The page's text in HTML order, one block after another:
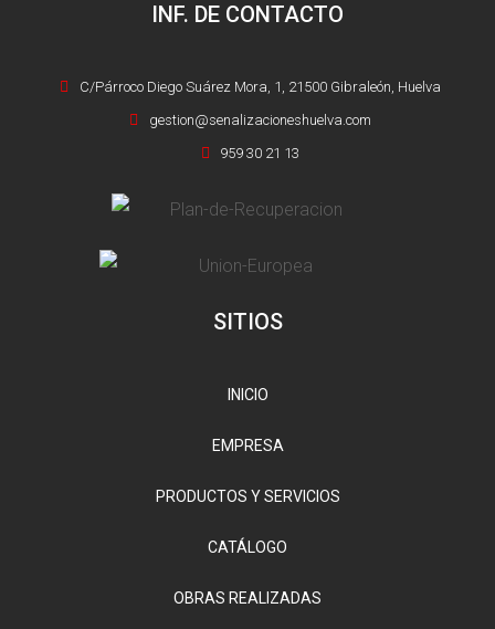
INF. DE CONTACTO
C/Párroco Diego Suárez Mora, 1, 21500 Gibraleón, Huelva
gestion@senalizacioneshuelva.com
959 30 21 13
SITIOS
INICIO
EMPRESA
PRODUCTOS Y SERVICIOS
CATÁLOGO
OBRAS REALIZADAS